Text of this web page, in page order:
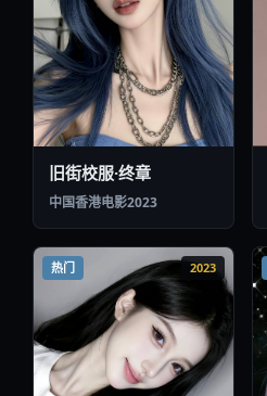
热门 2023
长夜烟火2026
中国大陆 纪录片2023
热门 2023